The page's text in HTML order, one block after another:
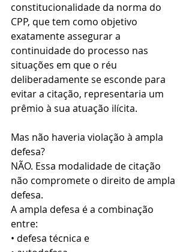
constitucionalidade da norma do
CPP, que tem como objetivo
exatamente assegurar a
continuidade do processo nas
situações em que o réu
deliberadamente se esconde para
evitar a citação, representaria um
prêmio à sua atuação ilícita.
Mas não haveria violação à ampla
defesa?
NÃO. Essa modalidade de citação
não compromete o direito de ampla
defesa.
A ampla defesa é a combinação
entre:
• defesa técnica e